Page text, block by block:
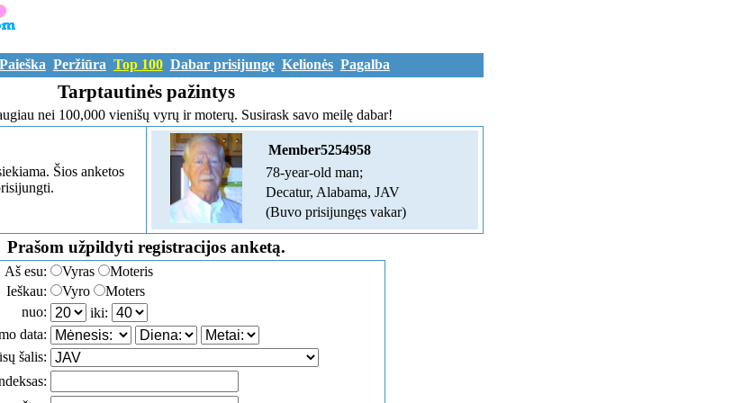
Paieška Peržiūra Top 100 Dabar prisijungę Kelionės Pagalba
Tarptautinės pažintys
nei 100,000 vienišų vyrų ir moterų. Susirask savo meilę dabar!
Šios anketos
Member5254958
78-year-old man;
Decatur, Alabama, JAV
(Buvo prisijungęs vakar)
Prašom užpildyti registracijos anketą.
Aš esu: Vyras
Moteris
Ieškau:
Vyro
Moters
nuo:
iki:
data:
šalis: